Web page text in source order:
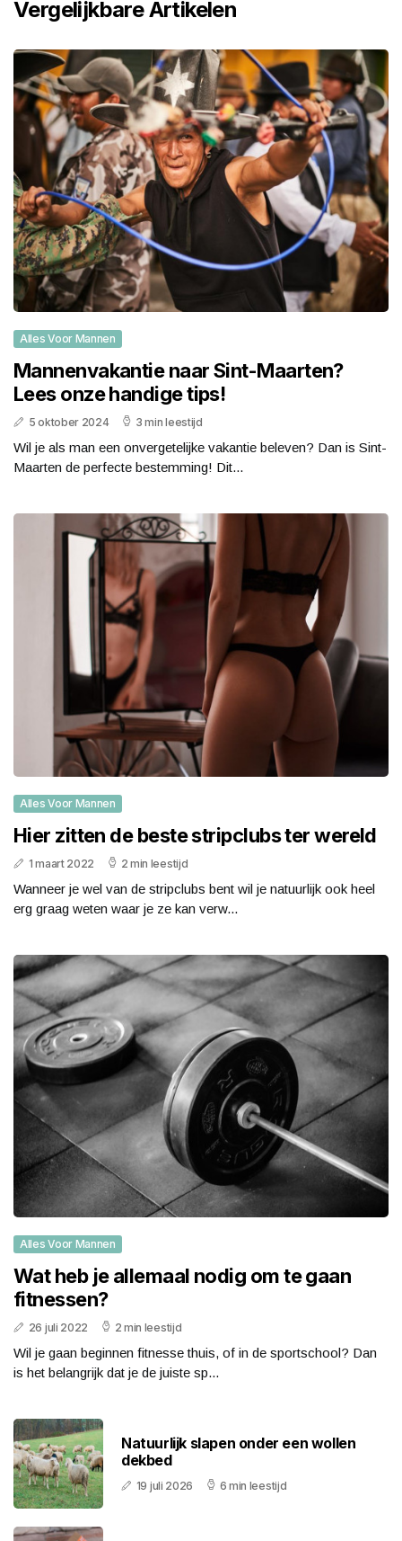
Vergelijkbare Artikelen
Alles Voor Mannen
Mannenvakantie naar Sint-Maarten?
Lees onze handige tips!
5 oktober 2024 3 min leestijd
Wil je als man een onvergetelijke vakantie beleven? Dan is Sint-
Maarten de perfecte bestemming! Dit...
Alles Voor Mannen
Hier zitten de beste stripclubs ter wereld
1 maart 2022 2 min leestijd
Wanneer je wel van de stripclubs bent wil je natuurlijk ook heel
erg graag weten waar je ze kan verw...
Alles Voor Mannen
Wat heb je allemaal nodig om te gaan
fitnessen?
26 juli 2022 2 min leestijd
Wil je gaan beginnen fitnesse thuis, of in de sportschool? Dan
is het belangrijk dat je de juiste sp...
Natuurlijk slapen onder een wollen
dekbed
19 juli 2026 6 min leestijd